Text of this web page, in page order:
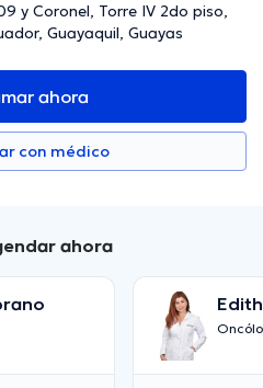
y Coronel, Torre IV 2do piso,
Guayaquil, Guayas
ahora
con médico
ahora